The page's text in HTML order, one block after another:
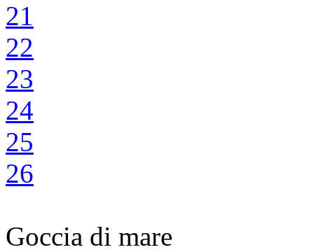
21
22
23
24
25
26
Goccia di mare